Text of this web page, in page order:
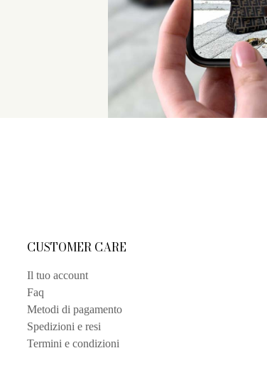
CUSTOMER CARE
Il tuo account
Faq
Metodi di pagamento
Spedizioni e resi
Termini e condizioni